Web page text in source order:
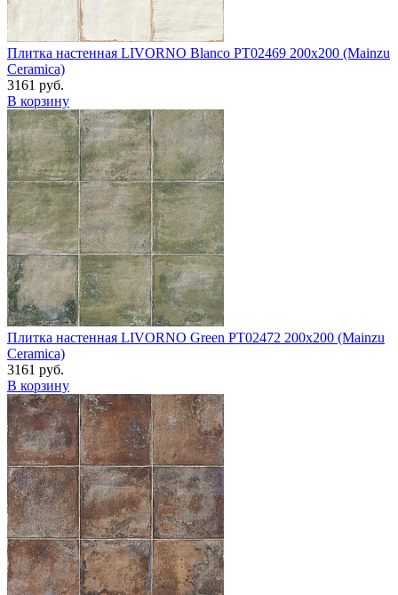
Плитка настенная LIVORNO Blanco PT02469 200x200 (Mainzu
Ceramica)
3161 руб.
В корзину
Плитка настенная LIVORNO Green PT02472 200x200 (Mainzu
Ceramica)
3161 руб.
В корзину